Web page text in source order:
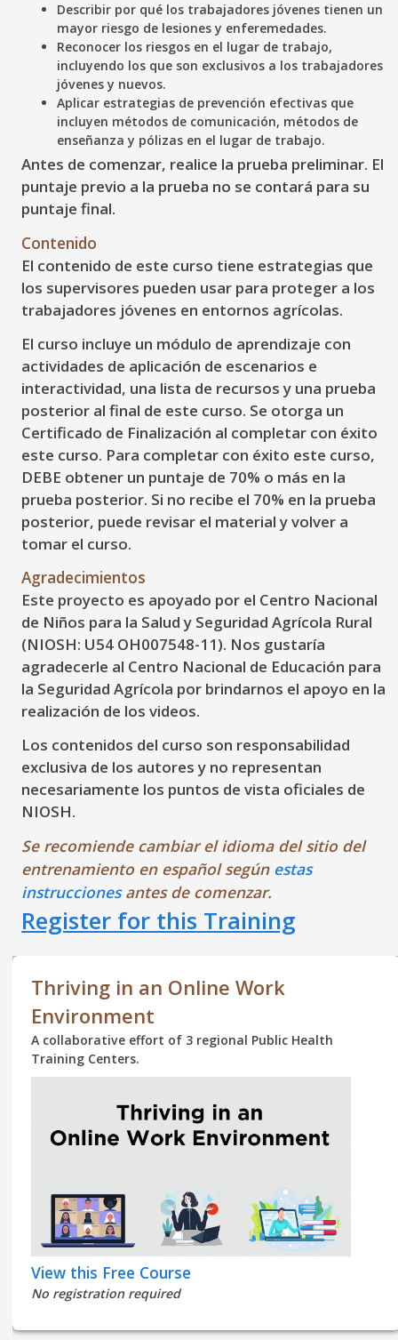
Describir por qué los trabajadores jóvenes tienen un
mayor riesgo de lesiones y enferemedades.
Reconocer los riesgos en el lugar de trabajo,
incluyendo los que son exclusivos a los trabajadores
jóvenes y nuevos.
Aplicar estrategias de prevención efectivas que
incluyen métodos de comunicación, métodos de
enseñanza y pólizas en el lugar de trabajo.
Antes de comenzar, realice la prueba preliminar. El
puntaje previo a la prueba no se contará para su
puntaje final.
Contenido
El contenido de este curso tiene estrategias que
los supervisores pueden usar para proteger a los
trabajadores jóvenes en entornos agrícolas.
El curso incluye un módulo de aprendizaje con
actividades de aplicación de escenarios e
interactividad, una lista de recursos y una prueba
posterior al final de este curso. Se otorga un
Certificado de Finalización al completar con éxito
este curso. Para completar con éxito este curso,
DEBE obtener un puntaje de 70% o más en la
prueba posterior. Si no recibe el 70% en la prueba
posterior, puede revisar el material y volver a
tomar el curso.
Agradecimientos
Este proyecto es apoyado por el Centro Nacional
de Niños para la Salud y Seguridad Agrícola Rural
(NIOSH: U54 OH007548-11). Nos gustaría
agradecerle al Centro Nacional de Educación para
la Seguridad Agrícola por brindarnos el apoyo en la
realización de los videos.
Los contenidos del curso son responsabilidad
exclusiva de los autores y no representan
necesariamente los puntos de vista oficiales de
NIOSH.
Se recomiende cambiar el idioma del sitio del
entrenamiento en español según estas
instruccionesantes de comenzar.
Register for this Training
Thriving in an Online Work
Environment
A collaborative effort of 3 regional Public Health
Training Centers.
View this Free Course
No registration required